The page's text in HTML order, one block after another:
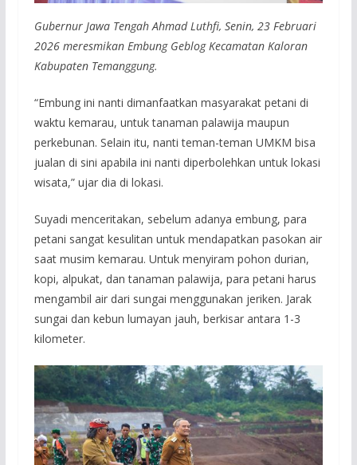
Gubernur Jawa Tengah Ahmad Luthfi, Senin, 23 Februari
2026 meresmikan Embung Geblog Kecamatan Kaloran
Kabupaten Temanggung.
“Embung ini nanti dimanfaatkan masyarakat petani di
waktu kemarau, untuk tanaman palawija maupun
perkebunan. Selain itu, nanti teman-teman UMKM bisa
jualan di sini apabila ini nanti diperbolehkan untuk lokasi
wisata,” ujar dia di lokasi.
Suyadi menceritakan, sebelum adanya embung, para
petani sangat kesulitan untuk mendapatkan pasokan air
saat musim kemarau. Untuk menyiram pohon durian,
kopi, alpukat, dan tanaman palawija, para petani harus
mengambil air dari sungai menggunakan jeriken. Jarak
sungai dan kebun lumayan jauh, berkisar antara 1-3
kilometer.